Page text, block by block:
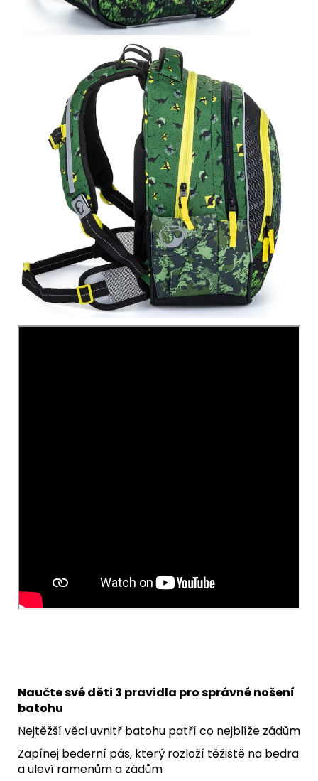
Naučte své děti 3 pravidla pro správné nošení
batohu
Nejtěžší věci uvnitř batohu patří co nejblíže zádům
Zapínej bederní pás, který rozloží těžiště na bedra
a uleví ramenům a zádům